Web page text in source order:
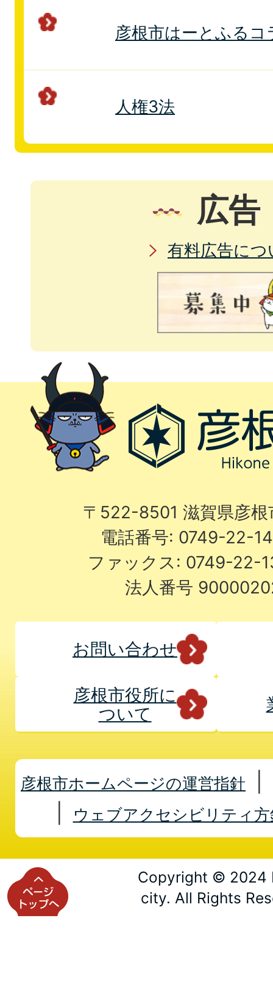
彦根市はーとふるコ
人権3法
広告
有料広告につ
〒522-8501 滋賀県彦
電話番号: 0749-22-
ファックス: 0749-22-
法人番号
お問い合わせ
彦根市役所に
ついて
彦根市ホームページの運営指針
ウェブアクセシビリティ方
Copyright © 2024
city. All Rights